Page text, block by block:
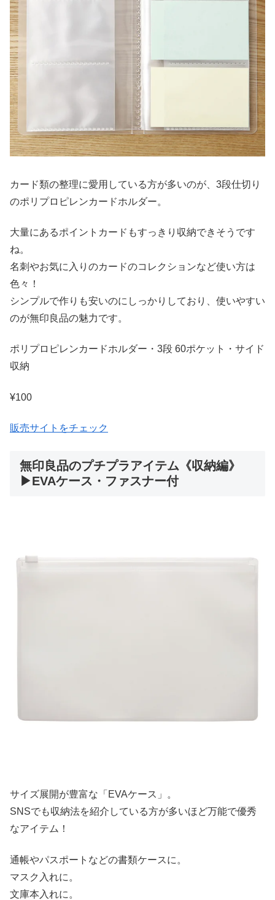
カード類の整理に愛用している方が多いのが、3段仕切り
のポリプロピレンカードホルダー。
大量にあるポイントカードもすっきり収納できそうです
ね。
名刺やお気に入りのカードのコレクションなど使い方は
色々！
シンプルで作りも安いのにしっかりしており、使いやすい
のが無印良品の魅力です。
ポリプロピレンカードホルダー・3段 60ポケット・サイド
収納
¥100
販売サイトをチェック
無印良品のプチプラアイテム《収納編》
▶EVAケース・ファスナー付
サイズ展開が豊富な「EVAケース」。
SNSでも収納法を紹介している方が多いほど万能で優秀
なアイテム！
通帳やパスポートなどの書類ケースに。
マスク入れに。
文庫本入れに。